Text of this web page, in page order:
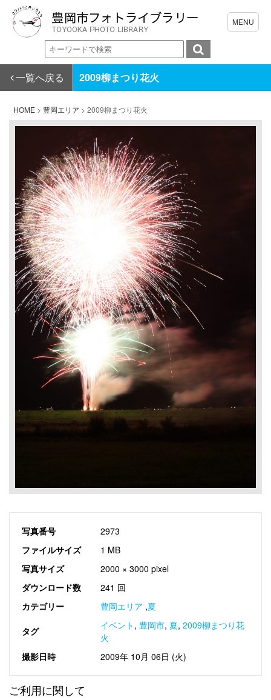
一覧へ戻る 2009柳まつり花火
HOME > 豊岡エリア > 2009柳まつり花火
写真番号
2973
ファイルサイズ
1 MB
写真サイズ
2000 × 3000 pixel
ダウンロード数
241 回
カテゴリー
豊岡エリア ,夏
タグ イベント , 豊岡市, 夏, 2009柳まつり花
火
撮影日時
2009年 10月 06日 (火)
ご利用に関して